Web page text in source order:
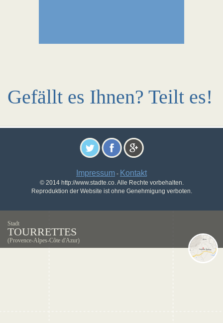
Gefällt es Ihnen? Teilt es!
Impressum - Kontakt
© 2014 http://www.stadte.co. Alle Rechte vorbehalten.
Reproduktion der Website ist ohne Genehmigung verboten.
Stadt
TOURRETTES
(Provence-Alpes-Côte d'Azur)